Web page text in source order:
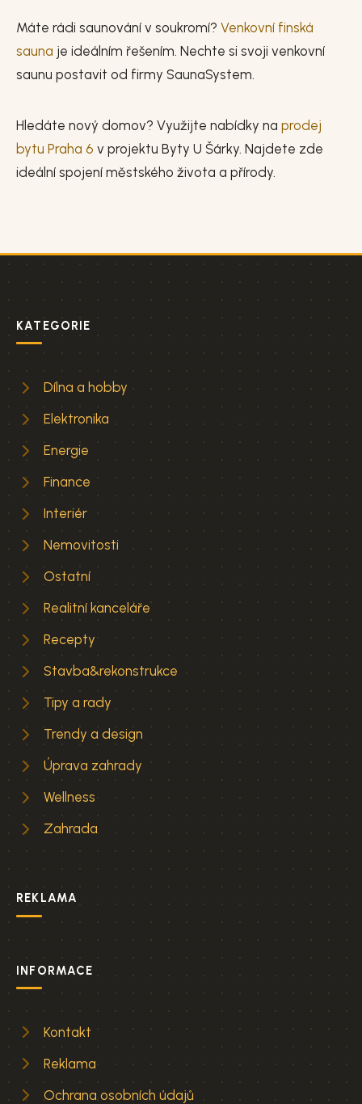
Máte rádi saunování v soukromí? Venkovní finská
sauna je ideálním řešením. Nechte si svoji venkovní
saunu postavit od firmy SaunaSystem.
Hledáte nový domov? Využijte nabídky na prodej
bytu Praha 6 v projektu Byty U Šárky. Najdete zde
ideální spojení městského života a přírody.
KATEGORIE
Dílna a hobby
Elektronika
Energie
Finance
Interiér
Nemovitosti
Ostatní
Realitní kanceláře
Recepty
Stavba&rekonstrukce
Tipy a rady
Trendy a design
Úprava zahrady
Wellness
Zahrada
REKLAMA
INFORMACE
Kontakt
Reklama
Ochrana osobních údajů